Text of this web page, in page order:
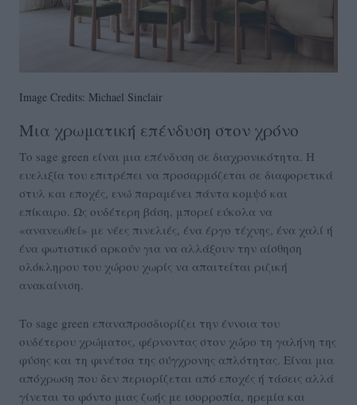
Image Credits: Michael Sinclair
Μια χρωματική επένδυση στον χρόνο
Το sage green είναι μια επένδυση σε διαχρονικότητα. Η
ευελιξία του επιτρέπει να προσαρμόζεται σε διαφορετικά
στυλ και εποχές, ενώ παραμένει πάντα κομψό και
επίκαιρο. Ως ουδέτερη βάση, μπορεί εύκολα να
«ανανεωθεί» με νέες πινελιές, ένα έργο τέχνης, ένα χαλί ή
ένα φωτιστικό αρκούν για να αλλάξουν την αίσθηση
ολόκληρου του χώρου χωρίς να απαιτείται ριζική
ανακαίνιση.
Το sage green επαναπροσδιορίζει την έννοια του
ουδέτερου χρώματος, φέρνοντας στον χώρο τη γαλήνη της
φύσης και τη φινέτσα της σύγχρονης απλότητας. Είναι μια
απόχρωση που δεν περιορίζεται από εποχές ή τάσεις αλλά
γίνεται το φόντο μιας ζωής με ισορροπία, ηρεμία και